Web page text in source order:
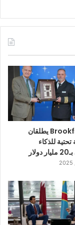
قطر وBrookfield يطلقان
للذكاء